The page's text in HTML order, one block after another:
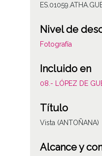
Nivel de
Fotografía
Incluido en
08.- LÓPEZ DE
Título
Vista (ANTOÑANA)
Alcance y